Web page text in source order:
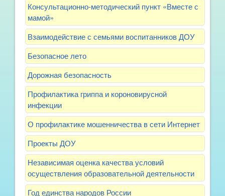
Консультационно-методический пункт «Вместе с
мамой»
Взаимодействие с семьями воспитанников ДОУ
Безопасное лето
Дорожная безопасность
Профилактика гриппа и короновирусной
инфекции
О профилактике мошенничества в сети Интернет
Проекты ДОУ
Независимая оценка качества условий
осуществления образовательной деятельности
Год единства народов России